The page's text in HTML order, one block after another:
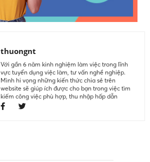
thuongnt
Với gần 6 năm kinh nghiệm làm việc trong lĩnh
vực tuyển dụng việc làm, tư vấn nghề nghiệp.
Mình hi vọng những kiến thức chia sẻ trên
website sẽ giúp ích được cho bạn trong việc tìm
kiếm công việc phù hợp, thu nhập hấp dẫn